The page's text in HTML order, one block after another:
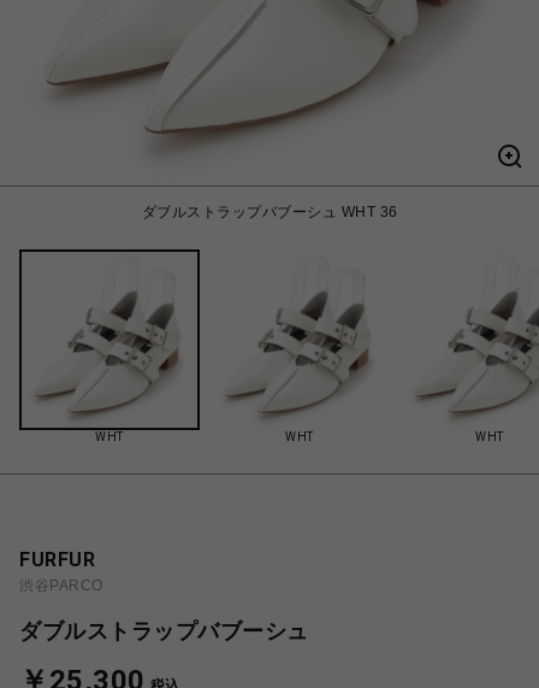
ダブルストラップバブーシュ WHT 36
WHT WHT WHT
FURFUR
渋谷PARCO
ダブルストラップバブーシュ
￥25,300